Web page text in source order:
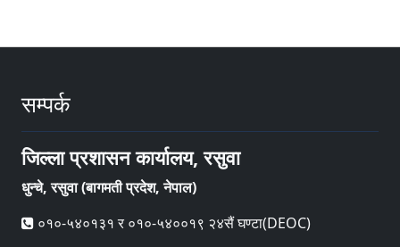
सम्पर्क
जिल्ला प्रशासन कार्यालय, रसुवा
धुन्चे, रसुवा (बागमती प्रदेश, नेपाल)
०१०-५४०१३१ र ०१०-५४००१९ २४सैं घण्टा(DEOC)